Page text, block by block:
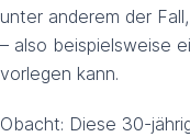
unter anderem der
– also beispielsweise
vorlegen kann.
Obacht: Diese 30-